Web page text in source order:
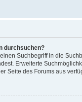
durchsuchen?
Suchbegriff in die
Erweiterte
Seite des Forums aus